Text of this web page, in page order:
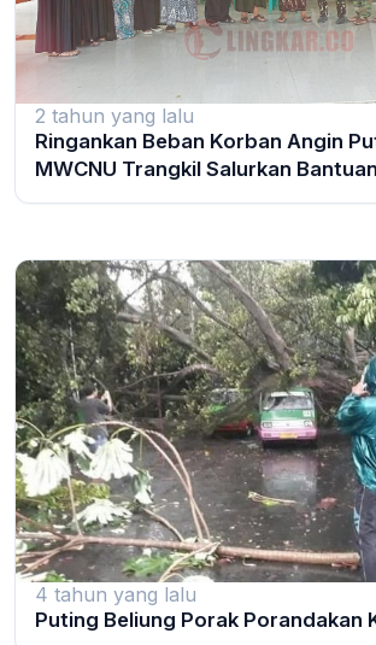
2 tahun yang lalu
Ringankan Beban Korban Angin
MWCNU Trangkil Salurkan
4 tahun yang lalu
Puting Beliung Porak Porandakan